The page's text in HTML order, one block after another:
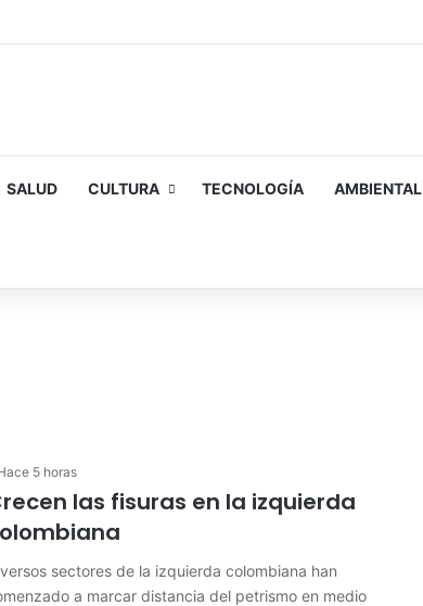
SALUD CULTURA TECNOLOGÍA AMBIENTAL
5 horas
las fisuras en la izquierda
sectores de la izquierda colombiana han
a marcar distancia del petrismo en medio